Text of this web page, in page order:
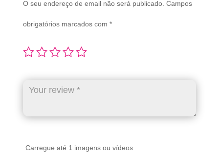
O seu endereço de email não será publicado. Campos
obrigatórios marcados com *
Carregue até 1 imagens ou vídeos